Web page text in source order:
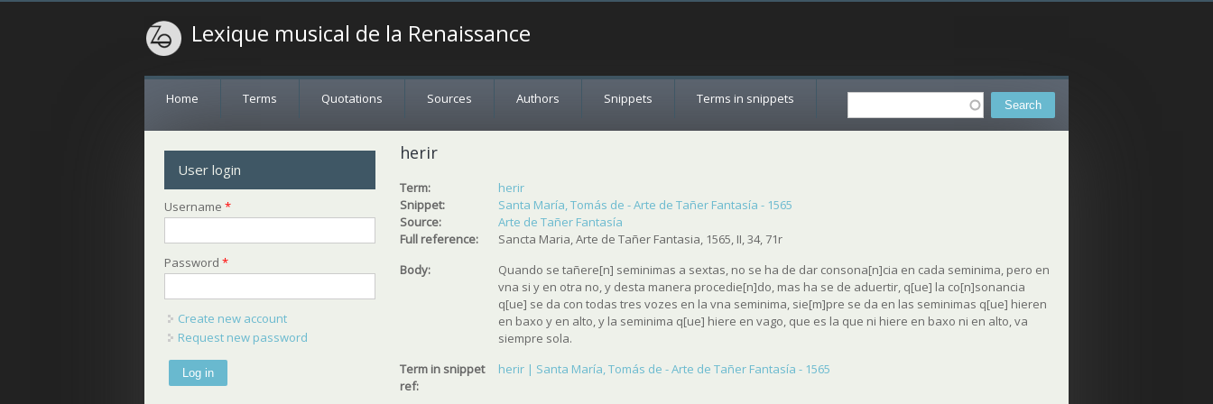
Lexique musical de la Renaissance
Search
Home Terms Quotations Sources Authors Snippets Terms in snippets
herir
Term:
herir
Snippet:
Santa María, Tomás de - Arte de Tañer Fantasía - 1565
Source:
Arte de Tañer Fantasía
Full reference:
Sancta Maria, Arte de Tañer Fantasia, 1565, II, 34, 71r
Body:
Quando se tañere[n] seminimas a sextas, no se ha de dar consona[n]cia en cada seminima, pero en
vna si y en otra no, y desta manera procedie[n]do, mas ha se de aduertir, q[ue] la co[n]sonancia
q[ue] se da con todas tres vozes en la vna seminima, sie[m]pre se da en las seminimas q[ue] hieren
en baxo y en alto, y la seminima q[ue] hiere en vago, que es la que ni hiere en baxo ni en alto, va
siempre sola.
Term in snippet
ref:
herir | Santa María, Tomás de - Arte de Tañer Fantasía - 1565
User login
Username*
Password*
Create new account
Request new password